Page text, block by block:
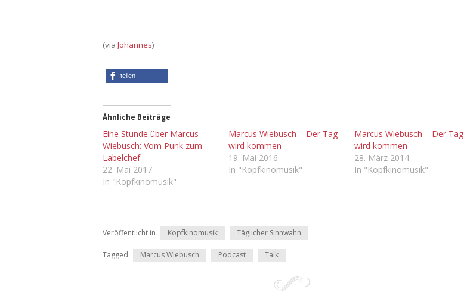
(via Johannes)
teilen
Ähnliche Beiträge
Eine Stunde über Marcus
Wiebusch: Vom Punk zum
Labelchef
22. Mai 2017
In "Kopfkinomusik"
Marcus Wiebusch – Der Tag
wird kommen
19. Mai 2016
In "Kopfkinomusik"
Marcus Wiebusch – Der Tag
wird kommen
28. März 2014
In "Kopfkinomusik"
Veröffentlicht in Kopfkinomusik Täglicher Sinnwahn
Tagged Marcus Wiebusch Podcast Talk